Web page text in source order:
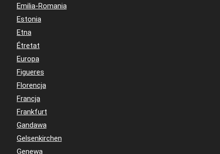
Emilia-Romania
Estonia
Etna
Étretat
Europa
Figueres
Florencja
Francja
Frankfurt
Gandawa
Gelsenkirchen
Genewa